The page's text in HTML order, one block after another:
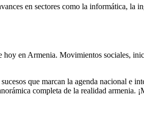
en sectores como la informática, la
en Armenia. Movimientos sociales,
que marcan la agenda nacional e
completa de la realidad